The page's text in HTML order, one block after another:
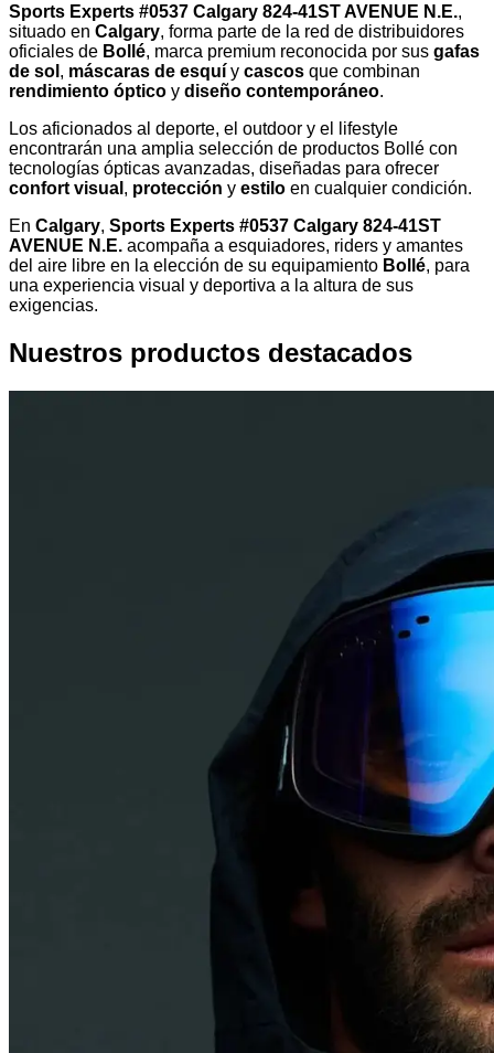
Sports Experts #0537 Calgary 824-41ST AVENUE N.E.,
situado en Calgary, forma parte de la red de distribuidores
oficiales de Bollé, marca premium reconocida por sus gafas
de sol , máscaras de esquí y cascos que combinan
rendimiento óptico y diseño contemporáneo.
Los aficionados al deporte, el outdoor y el lifestyle
encontrarán una amplia selección de productos Bollé con
tecnologías ópticas avanzadas, diseñadas para ofrecer
confort visual , protección y estilo en cualquier condición.
En Calgary, Sports Experts #0537 Calgary 824-41ST
AVENUE N.E. acompaña a esquiadores, riders y amantes
del aire libre en la elección de su equipamiento Bollé, para
una experiencia visual y deportiva a la altura de sus
exigencias.
Nuestros productos destacados